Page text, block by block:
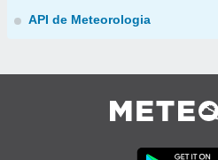
API de Meteorologia